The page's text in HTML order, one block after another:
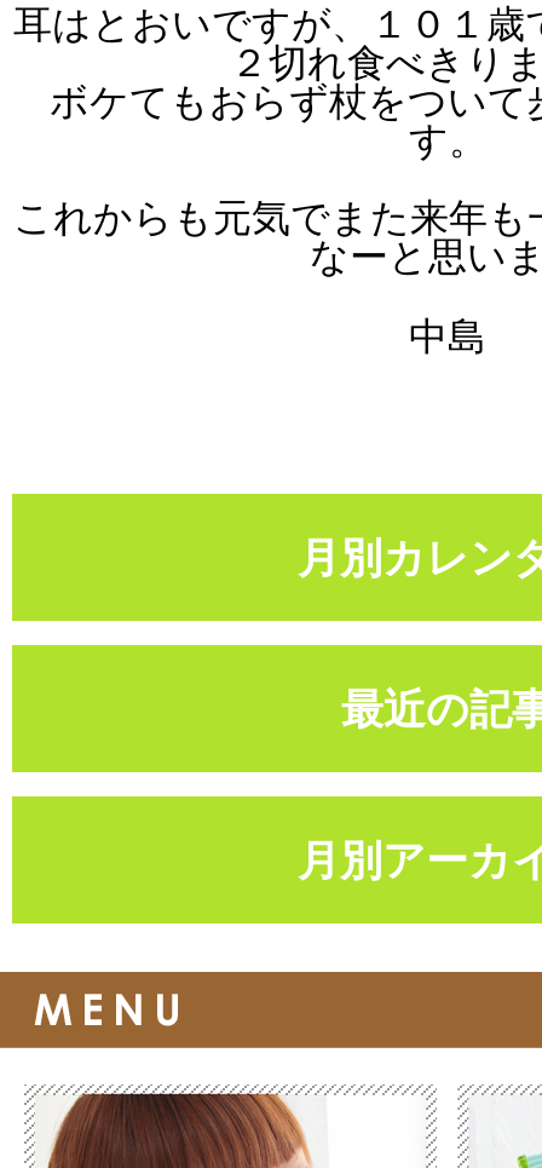
耳はとおいですが、１０１
２切れ食べきり
ボケてもおらず杖をつい
す。
これからも元気でまた来年
なーと思い
中島
月別カレン
最近の記
月別アーカ